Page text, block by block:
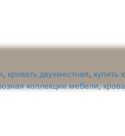
, кровать двухместная, купить
коллекция мебели,